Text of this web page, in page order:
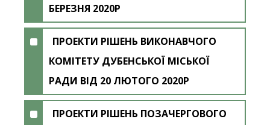
БЕРЕЗНЯ 2020Р
ПРОЕКТИ РІШЕНЬ ВИКОНАВЧОГО
КОМІТЕТУ ДУБЕНСЬКОЇ МІСЬКОЇ
РАДИ ВІД 20 ЛЮТОГО 2020Р
ПРОЕКТИ РІШЕНЬ ПОЗАЧЕРГОВОГО